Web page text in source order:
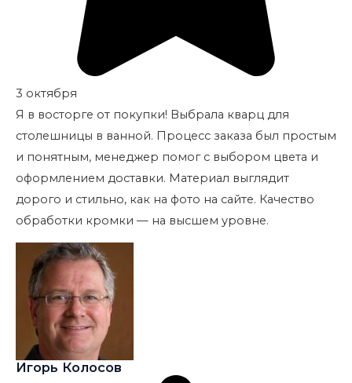
3 октября
Я в восторге от покупки! Выбрала кварц для
столешницы в ванной. Процесс заказа был простым
и понятным, менеджер помог с выбором цвета и
оформлением доставки. Материал выглядит
дорого и стильно, как на фото на сайте. Качество
обработки кромки — на высшем уровне.
Игорь Колосов